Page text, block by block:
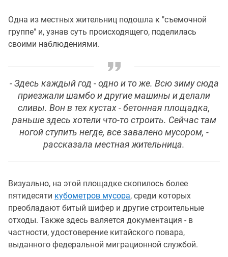
Одна из местных жительниц подошла к "съемочной
группе" и, узнав суть происходящего, поделилась
своими наблюдениями.
- Здесь каждый год - одно и то же. Всю зиму сюда
приезжали шамбо и другие машины и делали
сливы. Вон в тех кустах - бетонная площадка,
раньше здесь хотели что-то строить. Сейчас там
ногой ступить негде, все завалено мусором, -
рассказала местная жительница.
Визуально, на этой площадке скопилось более
пятидесяти кубометров мусора, среди которых
преобладают битый шифер и другие строительные
отходы. Также здесь валяется документация - в
частности, удостоверение китайского повара,
выданного федеральной миграционной службой.